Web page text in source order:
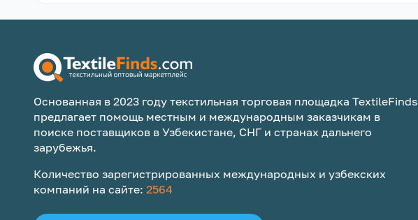
Основанная в 2023 году текстильная торговая площадка TextileFinds
предлагает помощь местным и международным заказчикам в
поиске поставщиков в Узбекистане, СНГ и странах дальнего
зарубежья.
Количество зарегистрированных международных и узбекских
компаний на сайте: 2564